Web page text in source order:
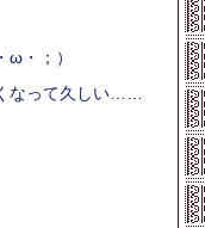
・；）
なって久しい……